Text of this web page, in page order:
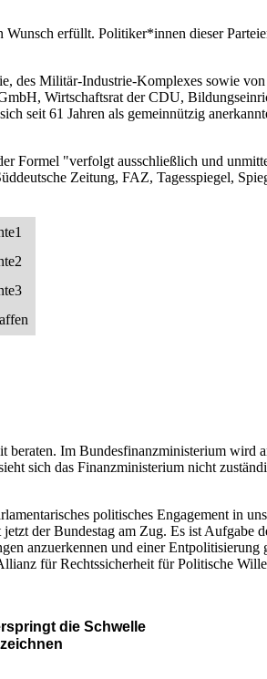
erfüllt. Politiker*innen dieser
des Militär-Industrie-Komplexes sowie
Wirtschaftsrat der CDU,
seit 61 Jahren als gemeinnützig
"verfolgt ausschließlich und
Zeitung, FAZ, Tagesspiegel,
Im Bundesfinanzministerium wird
sich das Finanzministerium nicht
politisches Engagement in
der Bundestag am Zug. Es ist Aufgabe
anzuerkennen und einer
für Rechtssicherheit für Politische
die Schwelle